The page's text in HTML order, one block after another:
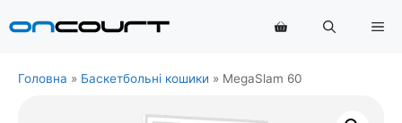
до
Головна » Баскетбольні кошики » MegaSlam 60